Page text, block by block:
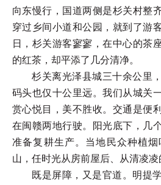
向东慢行，国道两侧是杉关村整
穿过乡间小道和公园，就到了游
日，杉关游客寥寥，在中心的茶
的红茶，却平添了几分清净。
杉关离光泽县城三十余公里
码头也仅十公里远。我们从城关
赏心悦目，美不胜收。交通是便
在闽赣两地行驶。阳光底下，几
准备复耕生产。当地民众种植
山，任时光从房前屋后、从清凌凌
既是屏障，又是官道。明提